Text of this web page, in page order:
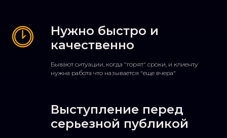
Нужно быстро и
качественно
Бывают ситуации, когда "горят" сроки, и клиенту
нужна работа что называется "еще вчера"
Выступление перед
серьезной публикой